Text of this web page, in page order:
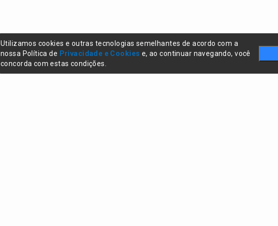
Utilizamos cookies e outras tecnologias semelhantes de acordo com a
nossa Política de Privacidade e Cookies e, ao continuar navegando, você
concorda com estas condições.